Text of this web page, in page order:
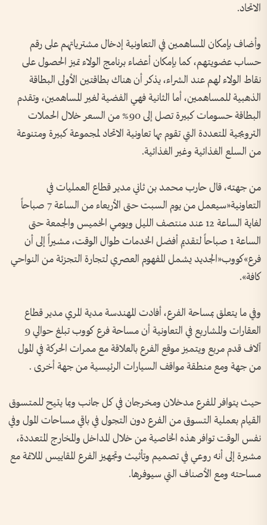
الاتحاد.
وأضاف بإمكان المساهمين في التعاونية إدخال مشترياتهم على رقم
حساب عضويتهم، كما بإمكان أعضاء برنامج الولاء تميز الحصول على
نقاط الولاء لهم عند الشراء، يذكر أن هناك بطاقتين الأولى البطاقة
الذهبية للمساهمين، أما الثانية فهي الفضية لغير المساهمين، وتقدم
البطاقة حسومات كبيرة تصل إلى 90% من السعر خلال الحملات
الترويجية المتعددة التي تقوم بها تعاونية الاتحاد لمجموعة كبيرة ومتنوعة
من السلع الغذائية وغير الغذائية.
من جهته، قال حارب محمد بن ثاني مدير قطاع العمليات في
التعاونية«سيعمل من يوم السبت حتى الأربعاء من الساعة 7 صباحاً
لغاية الساعة 12 عند منتصف الليل ويومي الخميس والجمعة حتى
الساعة 1 صباحاً لتقديم أفضل الخدمات طوال الوقت، مشيراً إلى أن
فرع»كووب«الجديد يشمل المفهوم العصري لتجارة التجزئة من النواحي
كافة».
وفي ما يتعلق بمساحة الفرع، أفادت المهندسة مدية المري مدير قطاع
العقارات والمشاريع في التعاونية أن مساحة فرع كووب تبلغ حوالي 9
آلاف قدم مربع ويتميز موقع الفرع بالعلاقة مع ممرات الحركة في المول
من جهة ومع منطقة مواقف السيارات الرئيسية من جهة أخرى .
حيث يتوافر للفرع مدخلان ومخرجان في كل جانب وبما يتيح للمتسوق
القيام بعملية التسوق من الفرع دون التجول في باقي مساحات المول وفي
نفس الوقت توافر هذه الخاصية من خلال المداخل والمخارج المتعددة،
مشيرة إلى أنه روعي في تصميم وتأثيث وتجهيز الفرع المقاييس الملائمة مع
مساحته ومع الأصناف التي سيوفرها.